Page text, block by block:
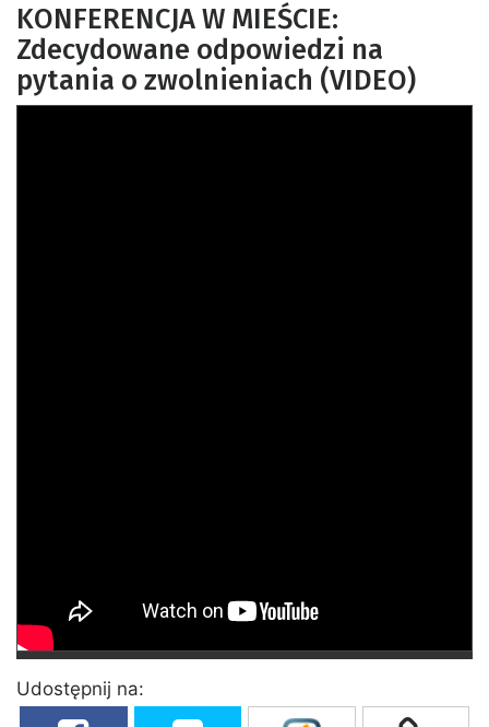
KONFERENCJA W MIEŚCIE:
Zdecydowane odpowiedzi na
pytania o zwolnieniach (VIDEO)
Udostępnij na: